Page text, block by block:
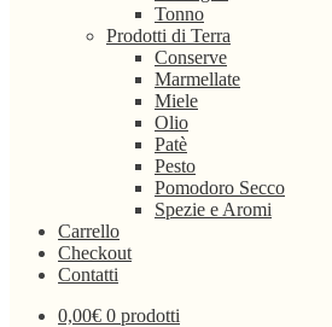
Tonno
Prodotti di Terra
Conserve
Marmellate
Miele
Olio
Patè
Pesto
Pomodoro Secco
Spezie e Aromi
Carrello
Checkout
Contatti
0,00€ 0 prodotti